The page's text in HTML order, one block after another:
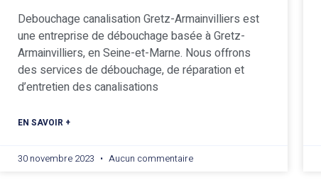
Debouchage canalisation Gretz-Armainvilliers est
une entreprise de débouchage basée à Gretz-
Armainvilliers, en Seine-et-Marne. Nous offrons
des services de débouchage, de réparation et
d’entretien des canalisations
EN SAVOIR +
30 novembre 2023 Aucun commentaire